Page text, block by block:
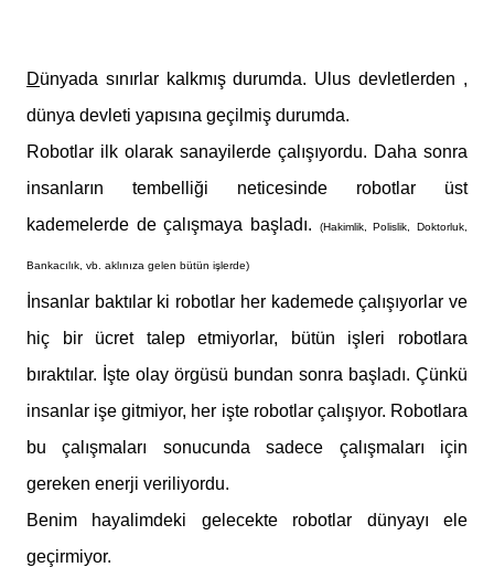
Dünyada sınırlar kalkmış durumda. Ulus devletlerden ,
dünya devleti yapısına geçilmiş durumda.
Robotlar ilk olarak sanayilerde çalışıyordu. Daha sonra
insanların tembelliği neticesinde robotlar üst
kademelerde de çalışmaya başladı.
(Hakimlik, Polislik, Doktorluk,
Bankacılık, vb. aklınıza gelen bütün işlerde)
İnsanlar baktılar ki robotlar her kademede çalışıyorlar ve
hiç bir ücret talep etmiyorlar, bütün işleri robotlara
bıraktılar. İşte olay örgüsü bundan sonra başladı. Çünkü
insanlar işe gitmiyor, her işte robotlar çalışıyor. Robotlara
bu çalışmaları sonucunda sadece çalışmaları için
gereken enerji veriliyordu.
Benim hayalimdeki gelecekte robotlar dünyayı ele
geçirmiyor.